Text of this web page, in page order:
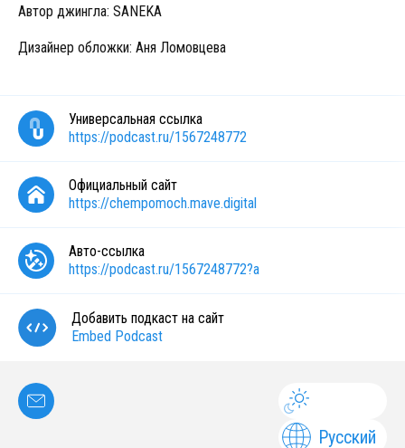
Автор джингла: SANEKA
Дизайнер обложки: Аня Ломовцева
Универсальная ссылка
https://podcast.ru/1567248772
Официальный сайт
https://chempomoch.mave.digital
Авто-ссылка
https://podcast.ru/1567248772?a
Добавить подкаст на сайт
Embed Podcast
Русский